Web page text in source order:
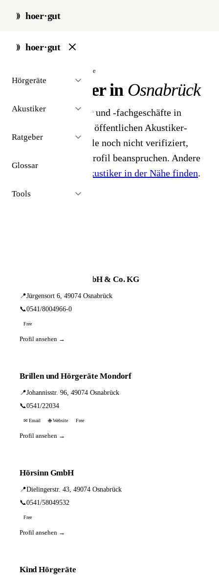
hoer·gut
hoer·gut
Hörgeräte
Akustiker
Ratgeber
Glossar
Tools
start / akustiker / osnabrueck
// stadt · osnabrück · 7 ergebnisse
Hörakustiker in Osnabrück
7 Hörgeräteakustiker und -fachgeschäfte in
Osnabrück. Aus dem öffentlichen Akustiker-
Bestand 2026 - Profile noch nicht verifiziert,
Inhaber können ihr Profil beanspruchen. Andere
Hörakustiker in der Nähe finden.
auric Hörcenter GmbH & Co. KG
📍Jürgensort 6, 49074 Osnabrück
📞0541/8004966-0
Free
Profil ansehen →
Brillen und Hörgeräte Mondorf
📍Johannisstr. 96, 49074 Osnabrück
📞0541/22034
✉ Email 🌐 Website Free
Profil ansehen →
Hörsinn GmbH
📍Dielingerstr. 43, 49074 Osnabrück
📞0541/58049532
Free
Profil ansehen →
Kind Hörgeräte